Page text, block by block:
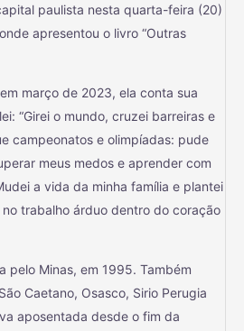
paulista nesta quarta-feira (20)
apresentou o livro “Outras
março de 2023, ela conta sua
“Girei o mundo, cruzei barreiras e
campeonatos e olimpíadas: pude
meus medos e aprender com
a vida da minha família e plantei
trabalho árduo dentro do coração
pelo Minas, em 1995. Também
Caetano, Osasco, Sirio Perugia
aposentada desde o fim da